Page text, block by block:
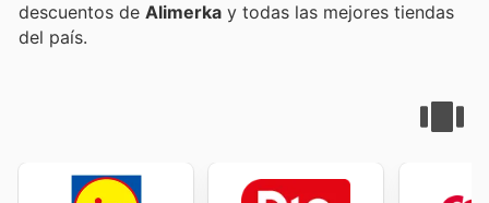
descuentos de Alimerka y todas las mejores tiendas
del país.